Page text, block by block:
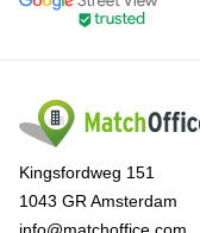
Kingsfordweg 151
1043 GR Amsterdam